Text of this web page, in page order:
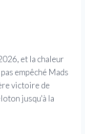
et la chaleur
empêché Mads
victoire de
jusqu'à la